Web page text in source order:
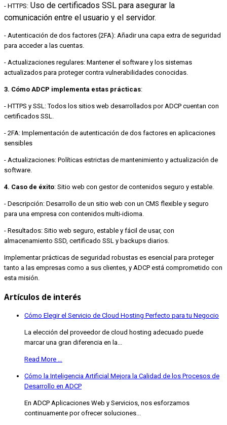
- HTTPS: Uso de certificados SSL para asegurar la
comunicación entre el usuario y el servidor.
- Autenticación de dos factores (2FA): Añadir una capa extra de seguridad
para acceder a las cuentas.
- Actualizaciones regulares: Mantener el software y los sistemas
actualizados para proteger contra vulnerabilidades conocidas.
3. Cómo ADCP implementa estas prácticas:
- HTTPS y SSL: Todos los sitios web desarrollados por ADCP cuentan con
certificados SSL.
- 2FA: Implementación de autenticación de dos factores en aplicaciones
sensibles
- Actualizaciones: Políticas estrictas de mantenimiento y actualización de
software.
4. Caso de éxito: Sitio web con gestor de contenidos seguro y estable.
- Descripción: Desarrollo de un sitio web con un CMS flexible y seguro
para una empresa con contenidos multi-idioma.
- Resultados: Sitio web seguro, estable y fácil de usar, con
almacenamiento SSD, certificado SSL y backups diarios.
Implementar prácticas de seguridad robustas es esencial para proteger
tanto a las empresas como a sus clientes, y ADCP está comprometido con
esta misión.
Artículos de interés
Cómo Elegir el Servicio de Cloud Hosting Perfecto para tu Negocio
La elección del proveedor de cloud hosting adecuado puede
marcar una gran diferencia en la...
Read More …
Cómo la Inteligencia Artificial Mejora la Calidad de los Procesos de
Desarrollo en ADCP
En ADCP Aplicaciones Web y Servicios, nos esforzamos
continuamente por ofrecer soluciones...